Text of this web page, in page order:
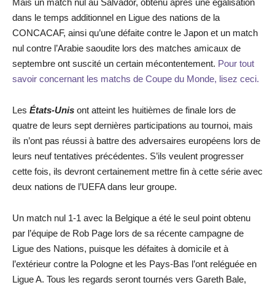
Mais un match nul au Salvador, obtenu après une égalisation
dans le temps additionnel en Ligue des nations de la
CONCACAF, ainsi qu’une défaite contre le Japon et un match
nul contre l’Arabie saoudite lors des matches amicaux de
septembre ont suscité un certain mécontentement. Pour tout
savoir concernant les matchs de Coupe du Monde, lisez ceci.
Les États-Unis ont atteint les huitièmes de finale lors de
quatre de leurs sept dernières participations au tournoi, mais
ils n’ont pas réussi à battre des adversaires européens lors de
leurs neuf tentatives précédentes. S’ils veulent progresser
cette fois, ils devront certainement mettre fin à cette série avec
deux nations de l’UEFA dans leur groupe.
Un match nul 1-1 avec la Belgique a été le seul point obtenu
par l’équipe de Rob Page lors de sa récente campagne de
Ligue des Nations, puisque les défaites à domicile et à
l’extérieur contre la Pologne et les Pays-Bas l’ont reléguée en
Ligue A. Tous les regards seront tournés vers Gareth Bale,